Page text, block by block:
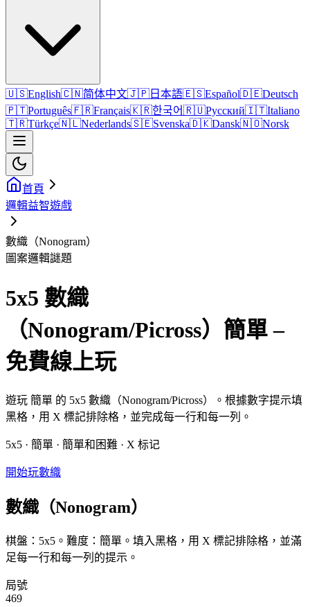
🇺🇸English🇨🇳简体中文🇯🇵 日本語🇪🇸Español🇩🇪Deutsch
🇵🇹Português🇫🇷Français🇰🇷한국어🇷🇺Русский🇮🇹Italiano
🇹🇷Türkçe🇳🇱Nederlands🇸🇪Svenska🇩🇰Dansk🇳🇴Norsk
首頁
邏輯益智遊戲
數織（Nonogram）
圖案邏輯謎題
5x5 數織
（Nonogram/Picross）簡單 –
免費線上玩
遊玩 簡單 的 5x5 數織（Nonogram/Picross）。根據數字提示填
黑格，用 X 標記排除格，並完成每一行和每一列。
5x5 · 簡單 · 簡單和困難 · X 标记
開始玩數織
數織（Nonogram）
棋盤：5x5。難度：簡單。填入黑格，用 X 標記排除格，並滿
足每一行和每一列的提示。
局號
469